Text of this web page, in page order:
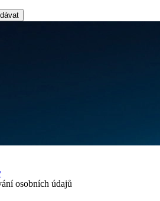
osobních údajů